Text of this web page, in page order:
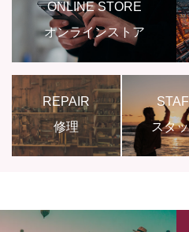
ONLINE STORE
オンラインストア
REPAIR
修理 スタ